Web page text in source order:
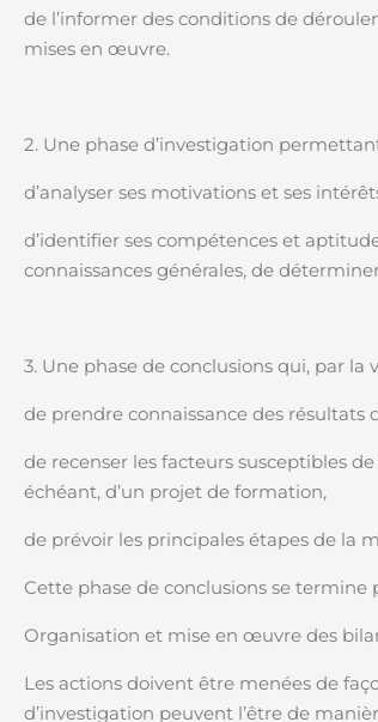
de l’informer des conditions de
mises en œuvre.
2. Une phase d’investigation
d’analyser ses motivations et ses
d’identifier ses compétences et
connaissances générales, de
3. Une phase de conclusions qui, par
de prendre connaissance des résultats
de recenser les facteurs susceptibles
échéant, d’un projet de formation,
de prévoir les principales étapes de la
Cette phase de conclusions se
Organisation et mise en œuvre des
Les actions doivent être menées de
d’investigation peuvent l’être de